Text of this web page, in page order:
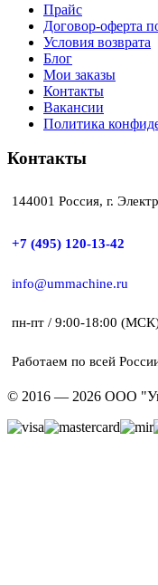
Прайс
Договор-оферта
Условия возврата
Блог
Мои заказы
Контакты
Вакансии
Политика
Контакты
144001 Россия, г.
+7 (495) 120-13-42
info@ummachine.ru
пн-пт / 9:00-18:00
Работаем по всей
© 2016 — 2026 ООО